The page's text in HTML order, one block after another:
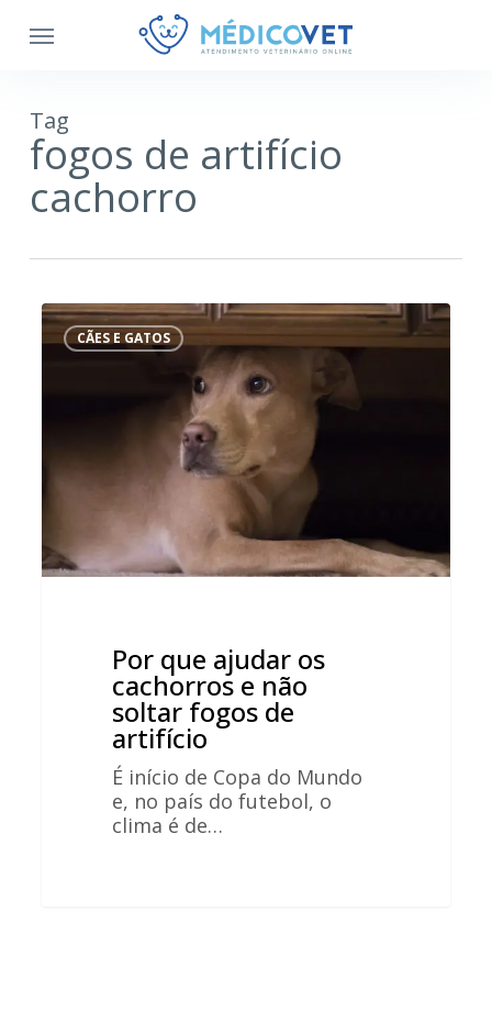
Tag
fogos de artifício
cachorro
Por
que
cachorros
não
soltar
artifício
CÃES E GATOS
Por que ajudar os
cachorros e não
soltar fogos de
artifício
É início de Copa do Mundo
e, no país do futebol, o
clima é de…